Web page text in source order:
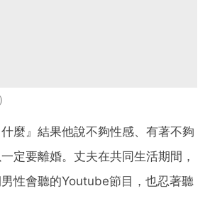
什麼』結果他說不夠性感、有著不夠
定要離婚。丈夫在共同生活期間，
性會聽的Youtube節目，也忍著聽